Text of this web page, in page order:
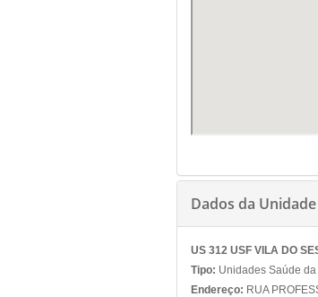
Dados da Unidade
US 312 USF VILA DO
Tipo: Unidades Saúde
Endereço: RUA